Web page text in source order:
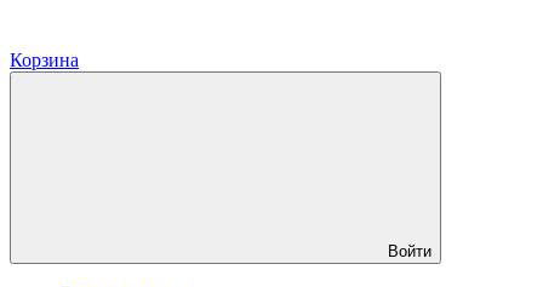
Корзина
Войти